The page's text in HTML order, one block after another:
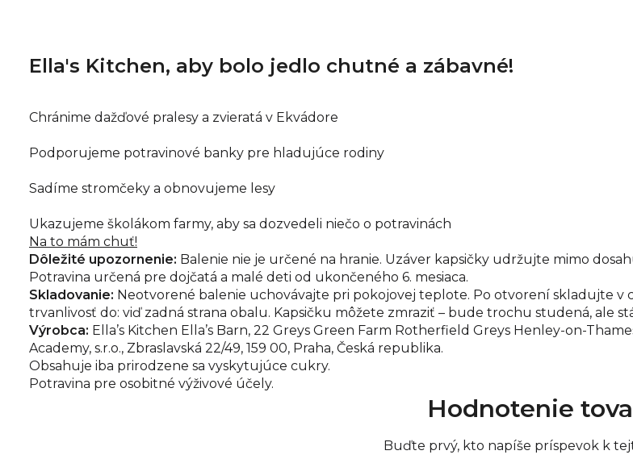
Ella's Kitchen, aby bolo jedlo chutné a zábavné!
Chránime dažďové pralesy a zvieratá v Ekvádore
Podporujeme potravinové banky pre hladujúce rodiny
Sadíme stromčeky a obnovujeme lesy
Ukazujeme školákom farmy, aby sa dozvedeli niečo o potravinách
Na to mám chuť!
Dôležité upozornenie: Balenie nie je určené na hranie. Uzáver kapsičky udržujte mimo
Potravina určená pre dojčatá a malé deti od ukončeného 6. mesiaca.
Skladovanie: Neotvorené balenie uchovávajte pri pokojovej teplote. Po otvorení skladujte
trvanlivosť do: viď zadná strana obalu. Kapsičku môžete zmraziť – bude trochu studená, ale
Výrobca: Ella’s Kitchen Ella’s Barn, 22 Greys Green Farm Rotherfield Greys Henley-on-
Academy, s.r.o., Zbraslavská 22/49, 159 00, Praha, Česká republika.
Obsahuje iba prirodzene sa vyskytujúce cukry.
Potravina pre osobitné výživové účely.
Hodnotenie
Buďte prvý, kto napíše príspevok k